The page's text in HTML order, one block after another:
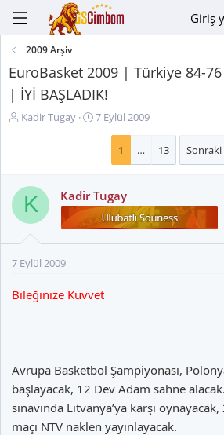
Giriş
2009 Arşiv
EuroBasket 2009 | Türkiye 84-
| İYİ BAŞLADIK!
K
u
B
a
l
a
t
Kadir Tugay
B
n
g
ı
ç
7 Eylül 2009
1 … 13 Sonraki
K Kadir Tugay
7 Eylül 2009
Bileğinize Kuvvet
Avrupa Basketbol Şampiyonası,
başlayacak, 12 Dev Adam sahne
sınavında Litvanya’ya karşı
maçı NTV naklen yayınlayacak.